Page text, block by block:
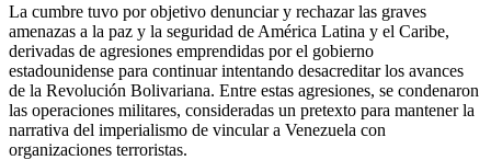
La cumbre tuvo por objetivo denunciar y rechazar las graves
amenazas a la paz y la seguridad de América Latina y el Caribe,
derivadas de agresiones emprendidas por el gobierno
estadounidense para continuar intentando desacreditar los avances
de la Revolución Bolivariana. Entre estas agresiones, se condenaron
las operaciones militares, consideradas un pretexto para mantener la
narrativa del imperialismo de vincular a Venezuela con
organizaciones terroristas.